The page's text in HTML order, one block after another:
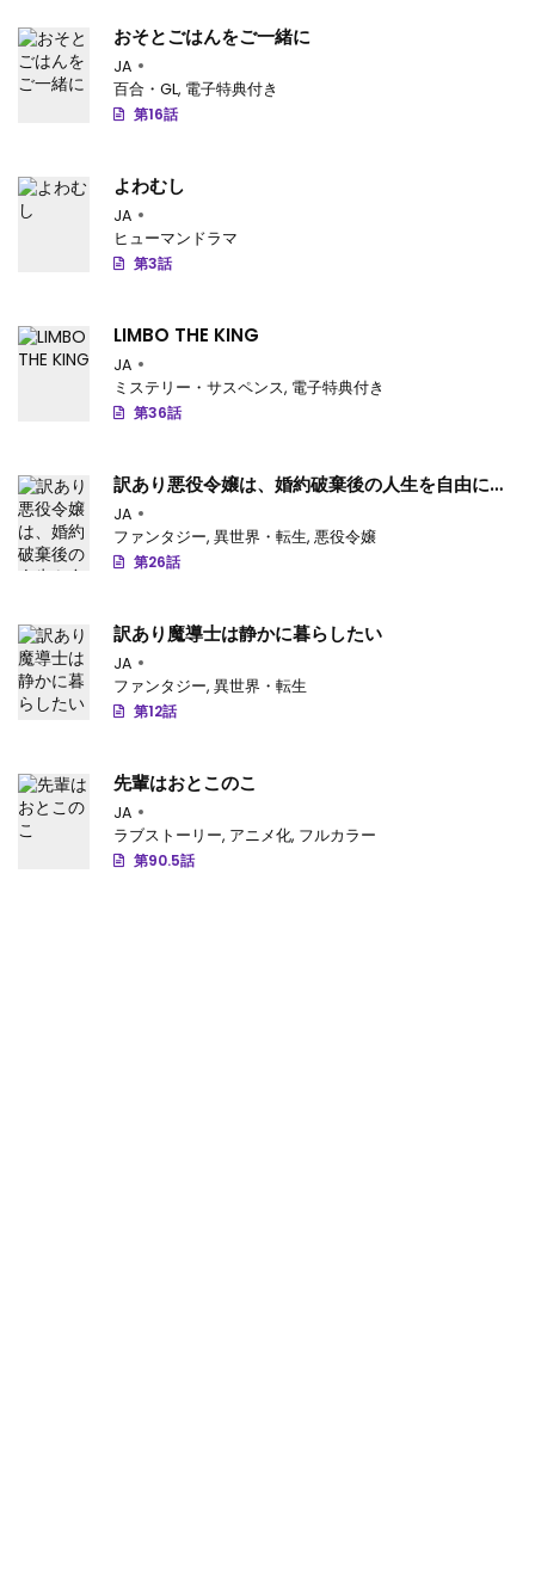
第49.2話: 【第 49.2 話】
第49.1話: 【第 49.1 話】
第48.3話 : 【第 48.3 話】
第48.2話: 【第 48.2 話】
第47.4話: 【第 47.4 話】
第47.3話: 【第 47.3 話】
第47.1話: 【第 47.1 話】
第46.4話: 【第 46.4 話】
第46.2話: 【第 46.2 話】
第46.1話: 【第 46.1 話】
第45.3話: 【第 45.3 話】
第45.2話: 【第 45.2 話】
第45.1話: 【第 45.1 話】
おそとごはんをご一緒に
JA
百合・GL, 電子特典付き
第16話
よわむし
JA
ヒューマンドラマ
第3話
LIMBO THE KING
JA
ミステリー・サスペンス, 電子特典付き
第36話
訳あり悪役令嬢は、婚約破棄後の人生を自由に生
きる
JA
ファンタジー, 異世界・転生, 悪役令嬢
第26話
訳あり魔導士は静かに暮らしたい
JA
ファンタジー, 異世界・転生
第12話
先輩はおとこのこ
JA
ラブストーリー, アニメ化, フルカラー
第90.5話